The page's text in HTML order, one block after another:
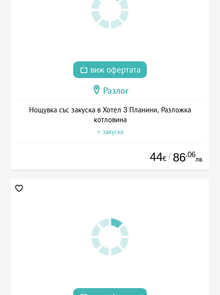
виж офертата
Разлог
Нощувка със закуска в Хотел 3 Планини, Разложка
котловина
+ закуска
44€ / 86.06
лв.